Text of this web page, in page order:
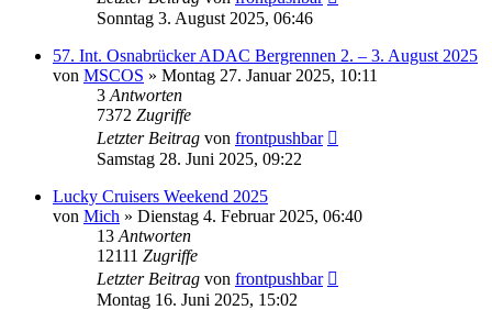
Sonntag 3. August 2025, 06:46
57. Int. Osnabrücker ADAC Bergrennen 2. – 3. August 2025
von MSCOS » Montag 27. Januar 2025, 10:11
3 Antworten
7372 Zugriffe
Letzter Beitrag von frontpushbar
Samstag 28. Juni 2025, 09:22
Lucky Cruisers Weekend 2025
von Mich » Dienstag 4. Februar 2025, 06:40
13 Antworten
12111 Zugriffe
Letzter Beitrag von frontpushbar
Montag 16. Juni 2025, 15:02